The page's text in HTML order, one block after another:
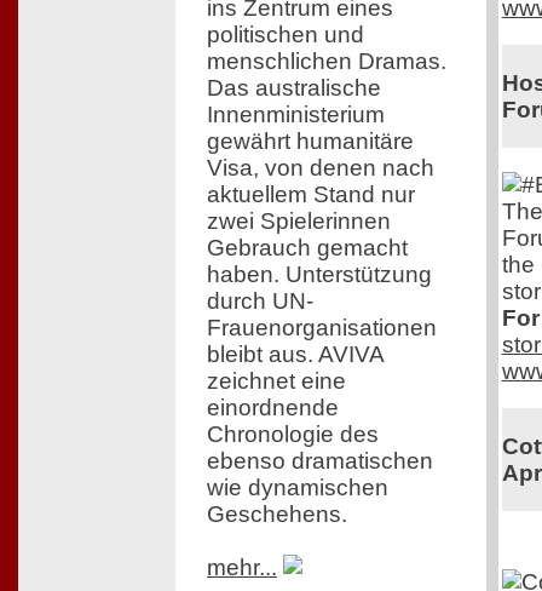
ins Zentrum eines
politischen und
menschlichen Dramas.
Das australische
Innenministerium
gewährt humanitäre
Visa, von denen nach
aktuellem Stand nur
zwei Spielerinnen
Gebrauch gemacht
haben. Unterstützung
durch UN-
Frauenorganisationen
bleibt aus. AVIVA
zeichnet eine
einordnende
Chronologie des
ebenso dramatischen
wie dynamischen
Geschehens.
mehr...
the